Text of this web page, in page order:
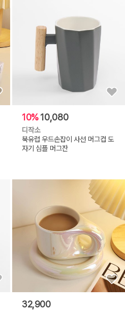
10%10,080
디작소
북유럽 우드손잡이 사선 머그컵 도
자기 심플 머그잔
32,900